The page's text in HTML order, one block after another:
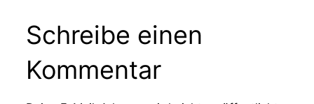
Schreibe einen
Kommentar